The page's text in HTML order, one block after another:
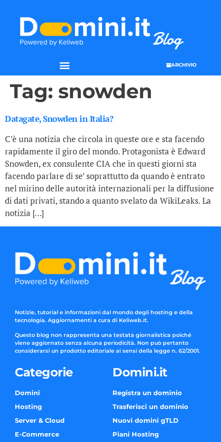
ARCHIVIO
Tag: snowden
Datagate, Snowden in Italia?
C’è una notizia che circola in queste ore e sta facendo
rapidamente il giro del mondo. Protagonista è Edward
Snowden, ex consulente CIA che in questi giorni sta
facendo parlare di se’ soprattutto da quando è entrato
nel mirino delle autorità internazionali per la diffusione
di dati privati, stando a quanto svelato da WikiLeaks. La
notizia […]
Notizie, tutorial e informazioni dal mondo degli hosting e della
tecnologia. Aggiornamenti a cura di Keliweb.it.
Questo blog non rappresenta una testata giornalistica poiché
viene aggiornato senza alcuna periodicità. Non può pertanto
considerarsi un prodotto editoriale ai sensi della legge n. 62/2001.
Categorie
Domini
Hosting
Server & Cloud
E-Commerce
Domini.it
Registra un dominio
Trasferisci un dominio
Nuovi domini gTLD
Piani Hosting